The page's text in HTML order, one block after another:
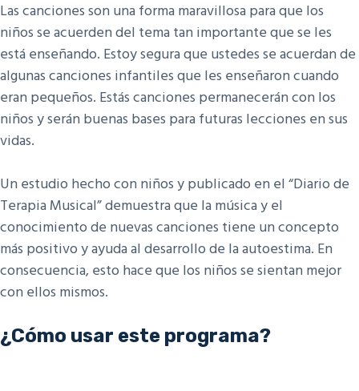
Las canciones son una forma maravillosa para que los
niños se acuerden del tema tan importante que se les
está enseñando. Estoy segura que ustedes se acuerdan de
algunas canciones infantiles que les enseñaron cuando
eran pequeños. Estás canciones permanecerán con los
niños y serán buenas bases para futuras lecciones en sus
vidas.
Un estudio hecho con niños y publicado en el “Diario de
Terapia Musical” demuestra que la música y el
conocimiento de nuevas canciones tiene un concepto
más positivo y ayuda al desarrollo de la autoestima. En
consecuencia, esto hace que los niños se sientan mejor
con ellos mismos.
¿Cómo usar este programa?